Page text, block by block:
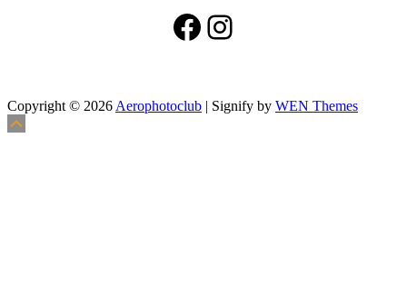
Facebook
Instagram
Copyright © 2026 Aerophotoclub | Signify by WEN Themes
Scroll
Up